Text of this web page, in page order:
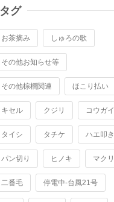
タグ
お茶摘み しゅろの歌
その他お知らせ等
その他棕櫚関連 ほこり払い
キセル クジリ コウガイ
タイシ タチケ ハエ叩き
パン切り ヒノキ マクリ
二番毛 停電中-台風21号